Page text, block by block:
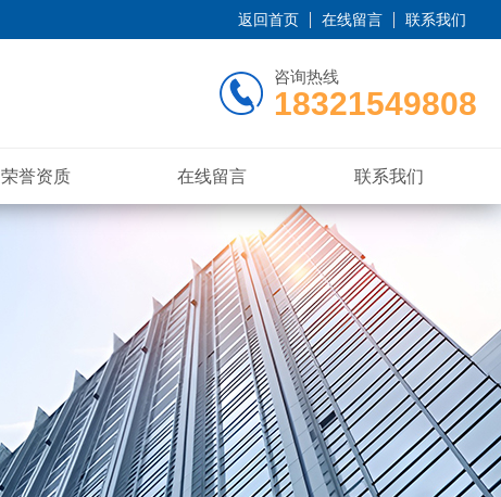
返回首页 在线留言 联系我们
咨询热线
18321549808
荣誉资质 在线留言 联系我们